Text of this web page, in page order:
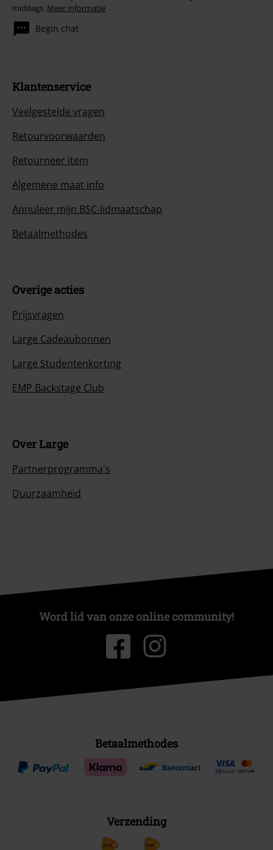
middags. Meer informatie
Begin chat
Klantenservice
Veelgestelde vragen
Retourvoorwaarden
Retourneer item
Algemene maat info
Annuleer mijn BSC-lidmaatschap
Betaalmethodes
Overige acties
Prijsvragen
Large Cadeaubonnen
Large Studentenkorting
EMP Backstage Club
Over Large
Partnerprogramma's
Duurzaamheid
Word lid van onze online community!
Betaalmethodes
Verzending